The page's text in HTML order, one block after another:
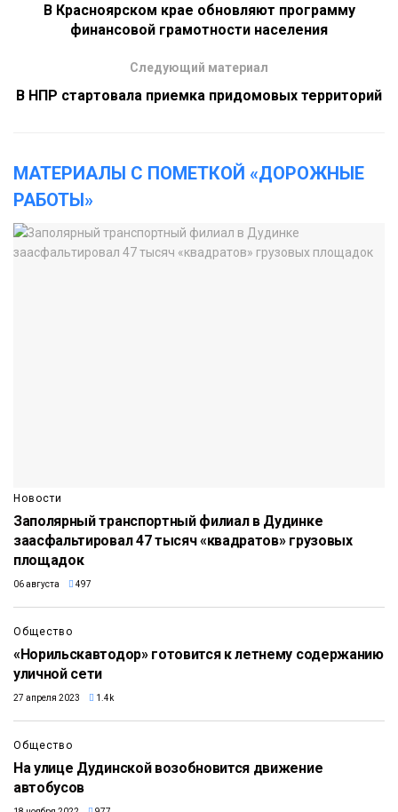
В Красноярском крае обновляют программу
финансовой грамотности населения
Следующий материал
В НПР стартовала приемка придомовых территорий
МАТЕРИАЛЫ С ПОМЕТКОЙ «ДОРОЖНЫЕ
РАБОТЫ»
Новости
Заполярный транспортный филиал в Дудинке
заасфальтировал 47 тысяч «квадратов» грузовых
площадок
06 августа 497
Общество
«Норильскавтодор» готовится к летнему содержанию
уличной сети
27 апреля 2023 1.4k
Общество
На улице Дудинской возобновится движение
автобусов